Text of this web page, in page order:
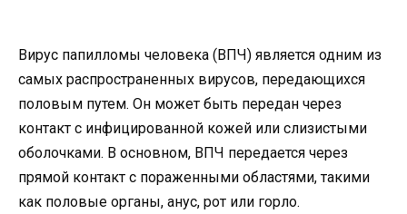
Вирус папилломы человека (ВПЧ) является одним из
самых распространенных вирусов, передающихся
половым путем. Он может быть передан через
контакт с инфицированной кожей или слизистыми
оболочками. В основном, ВПЧ передается через
прямой контакт с пораженными областями, такими
как половые органы, анус, рот или горло.